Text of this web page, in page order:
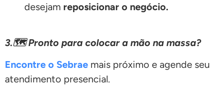
desejam reposicionar o negócio.
3.🗺️ Pronto para colocar a mão na massa?
Encontre o Sebrae mais próximo e agende seu
atendimento presencial.